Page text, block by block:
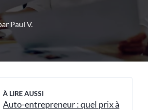
Paul V.
À LIRE AUSSI
Auto-entrepreneur : quel prix à